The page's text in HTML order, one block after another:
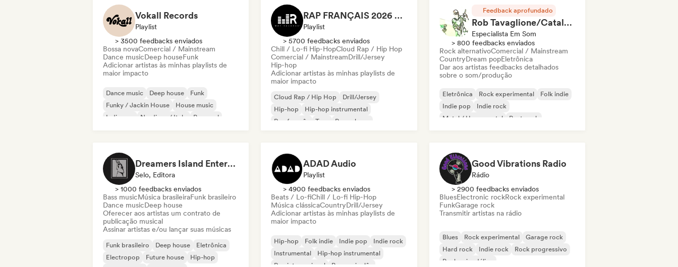
Vokall Records
Playlist
> 3500 feedbacks enviados
Bossa novaComercial / Mainstream
Dance musicDeep houseFunk
Adicionar artistas às minhas playlists de
maior impacto
Dance music Deep house
Funk
Funky / Jackin House
House music
Indie pop
Nu-disco / Italo Pop soul
RAP FRANÇAIS 2026 🔥🇫🇷 (Way Records)
Playlist
> 5700 feedbacks enviados
Chill / Lo-fi Hip-HopCloud Rap / Hip Hop
Comercial / MainstreamDrill/Jersey
Hip-hop
Adicionar artistas às minhas playlists de
maior impacto
Cloud Rap / Hip Hop
Drill/Jersey
Hip-hop
Hip-hop instrumental
Rap francês
Trap
Pop urbano
Feedback aprofundado
Rob Tavaglione/Catalyst Recording
Especialista Em Som
> 800 feedbacks enviados
Rock alternativoComercial / Mainstream
CountryDream popEletrônica
Dar aos artistas feedbacks detalhados
sobre o som/produção
Eletrônica Rock experimental
Folk indie
Indie pop
Indie rock
Metal / Heavy metal
Post punk
Dreamers Island Entertainment
Selo, Editora
> 1000 feedbacks enviados
Bass musicMúsica brasileiraFunk brasileiro
Dance musicDeep house
Oferecer aos artistas um contrato de
publicação musical
Assinar artistas e/ou lançar suas músicas
Funk brasileiro Deep house
Eletrônica
Electropop
Future house
Hip-hop
ADAD Audio
Playlist
> 4900 feedbacks enviados
Beats / Lo-fiChill / Lo-fi Hip-Hop
Música clássicaCountryDrill/Jersey
Adicionar artistas às minhas playlists de
maior impacto
Hip-hop Folk indie Indie pop
Indie rock
Instrumental
Hip-hop instrumental
Rap internacional
Rap em inglês
Good Vibrations Radio
Rádio
> 2900 feedbacks enviados
BluesElectronic rockRock experimental
FunkGarage rock
Transmitir artistas na rádio
Blues Rock experimental
Garage rock
Hard rock
Indie rock
Rock progressivo
Rock psicodélico